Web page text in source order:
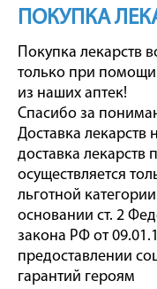
ПОКУПКА
Покупка лекарств
только при
из наших аптек!
Спасибо за
Доставка лекарств
доставка лекарств
осуществляется
льготной
основании ст. 2
закона РФ от
предоставлении
гарантий героям